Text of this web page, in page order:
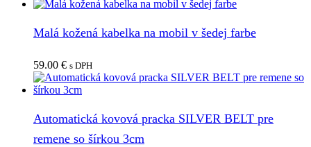
Malá kožená kabelka na mobil v šedej farbe
59.00 € s DPH
Automatická kovová pracka SILVER BELT pre
remene so šírkou 3cm